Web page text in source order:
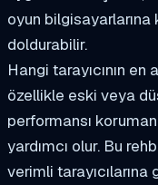
oyun bilgisayarlarına
doldurabilir.
Hangi tarayıcının en
özellikle eski veya
performansı
yardımcı olur. Bu
verimli tarayıcılarına